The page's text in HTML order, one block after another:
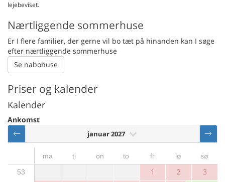
lejebeviset.
Nærtliggende sommerhuse
Er I flere familier, der gerne vil bo tæt på hinanden kan I søge
efter nærtliggende sommerhuse
Se nabohuse
Priser og kalender
Kalender
Ankomst
januar 2027
ma ti on to fr lø
sø
53
1 2 3